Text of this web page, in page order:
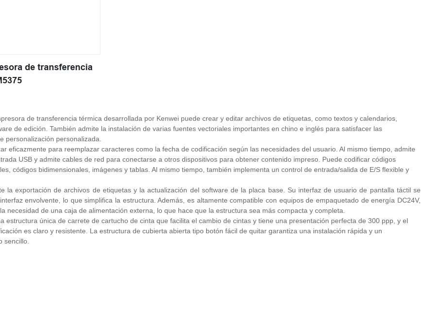
de transferencia
de transferencia térmica desarrollada por Kenwei puede crear y editar archivos de etiquetas, como textos y calendarios,
de edición. También admite la instalación de varias fuentes vectoriales importantes en chino e inglés para satisfacer las
personalización personalizada.
eficazmente para reemplazar caracteres como la fecha de codificación según las necesidades del usuario. Al mismo tiempo, admite
USB y admite cables de red para conectarse a otros dispositivos para obtener contenido impreso. Puede codificar códigos
códigos bidimensionales, imágenes y tablas. Al mismo tiempo, también implementa un control de entrada/salida de E/S flexible y
la exportación de archivos de etiquetas y la actualización del software de la placa base. Su interfaz de usuario de pantalla táctil se
envolvente, lo que simplifica la estructura. Además, es altamente compatible con equipos de empaquetado de energía DC24V,
necesidad de una caja de alimentación externa, lo que hace que la estructura sea más compacta y completa.
estructura única de carrete de cartucho de cinta que facilita el cambio de cintas y tiene una presentación perfecta de 300 ppp, y el
es claro y resistente. La estructura de cubierta abierta tipo botón fácil de quitar garantiza una instalación rápida y un
sencillo.